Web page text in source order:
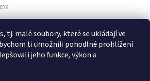
tj. malé soubory, které se ukládají ve
ti umožnili pohodlné prohlížení
jeho funkce, výkon a
obchodu je 5 z 5 hvězdiček.
Trchova
obchodu je 5 z 5 hvězdiček.